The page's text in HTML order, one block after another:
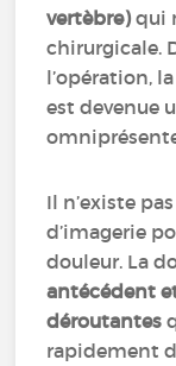
vertèbre)qui
chirurgicale.
l’opération,
est devenue
Il n’existe
d’imagerie
douleur. La
antécédent
déroutantes
rapidement